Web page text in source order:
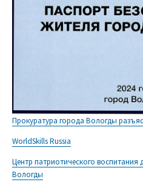
Прокуратура города Вологды
WorldSkills Russia
Центр патриотического
Вологды